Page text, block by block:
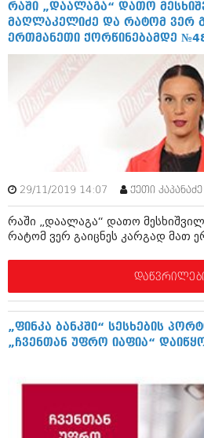
ინტერვიუები
ამბები
მოდი, ვილაპარაკოთ
რელიგია
კადრს მიღმა
კატალოგი
ინტერვიუები
მოდი, ვილაპარაკოთ
მოდა + დიზაინი
რელიგია
სპორტი
კადრს მიღმა
ავტორჩევები
ბელადები
რაში „დაალაგა“ დათო
მაღლაკელიძე და რატომ ვერ
ერთმანეთი ქორწინებამდე
29/11/2019 14:07 ქეთი კაპანაძე
რაში „დაალაგა“ დათო
რატომ ვერ გაიცნეს კარგად მათ
„ფინკა ბანკში“ სესხების
„ჩვენთან უფრო იაფია“